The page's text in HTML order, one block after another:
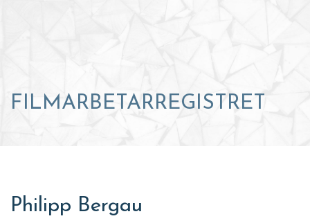
FILMARBETARREGISTRET
Philipp Bergau